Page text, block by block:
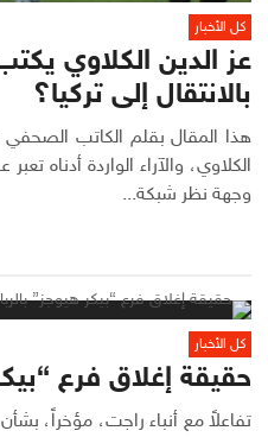
كل الأخبار
عز الدين الكلاوي
بالانتقال إلى تركيا؟
هذا المقال بقلم الكاتب الصحفي
الكلاوي، والآراء الواردة أدناه
وجهة نظر شبكة...
كل الأخبار
حقيقة إغلاق فرع